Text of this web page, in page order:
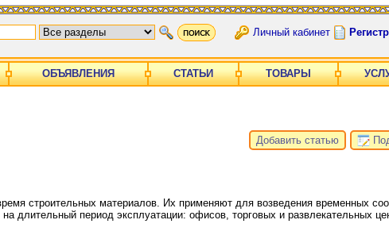
Личный кабинет
ОБЪЯВЛЕНИЯ СТАТЬИ ТОВАРЫ
Добавить статью
строительных материалов. Их применяют для возведения временных
длительный период эксплуатации: офисов, торговых и развлекательных